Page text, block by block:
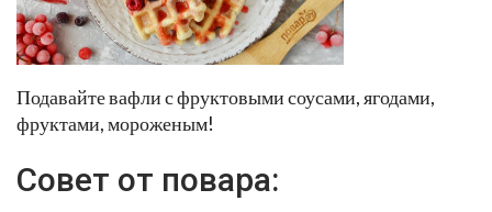
Подавайте вафли с фруктовыми соусами, ягодами,
фруктами, мороженым!
Совет от повара: